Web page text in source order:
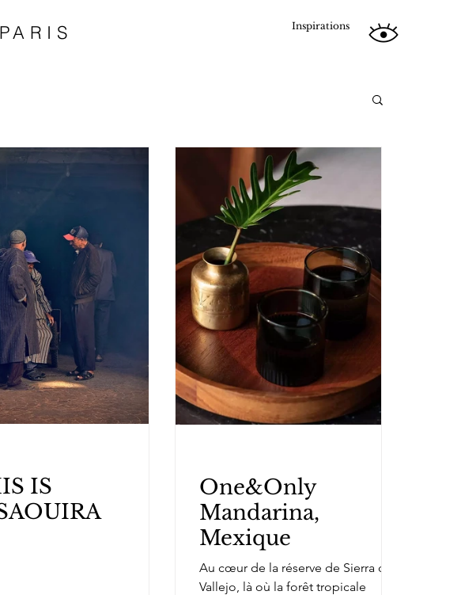
Inspirations
IS
One&Only
Mandarina,
Mexique
Au cœur de la réserve de Sierra de
Vallejo, là où la forêt tropicale